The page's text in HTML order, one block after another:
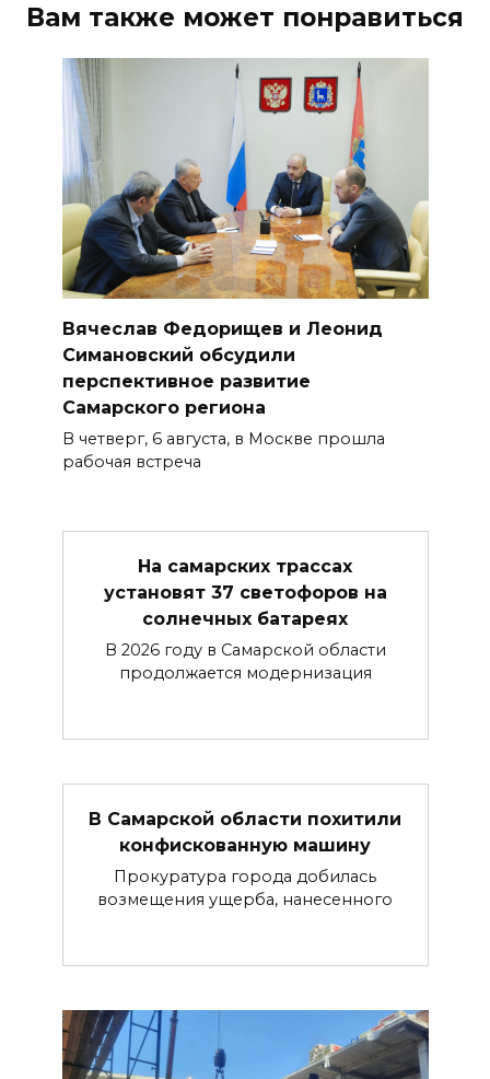
Вам также может понравиться
Вячеслав Федорищев и Леонид
Симановский обсудили
перспективное развитие
Самарского региона
В четверг, 6 августа, в Москве прошла
рабочая встреча
На самарских трассах
установят 37 светофоров на
солнечных батареях
В 2026 году в Самарской области
продолжается модернизация
В Самарской области похитили
конфискованную машину
Прокуратура города добилась
возмещения ущерба, нанесенного